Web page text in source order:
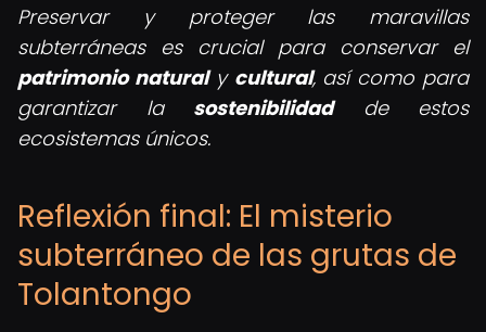
Preservar y proteger las maravillas
subterráneas es crucial para conservar el
patrimonio naturaly cultural, así como para
garantizar la sostenibilidadde estos
ecosistemas únicos.
Reflexión final: El misterio
subterráneo de las grutas de
Tolantongo